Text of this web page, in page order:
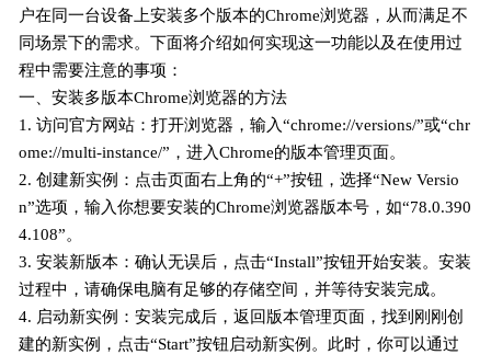
户在同一台设备上安装多个版本的Chrome浏览器，从而满足不
同场景下的需求。下面将介绍如何实现这一功能以及在使用过
程中需要注意的事项：
一、安装多版本Chrome浏览器的方法
1. 访问官方网站：打开浏览器，输入“chrome://versions/”或“chr
ome://multi-instance/”，进入Chrome的版本管理页面。
2. 创建新实例：点击页面右上角的“+”按钮，选择“New Versio
n”选项，输入你想要安装的Chrome浏览器版本号，如“78.0.390
4.108”。
3. 安装新版本：确认无误后，点击“Install”按钮开始安装。安装
过程中，请确保电脑有足够的存储空间，并等待安装完成。
4. 启动新实例：安装完成后，返回版本管理页面，找到刚刚创
建的新实例，点击“Start”按钮启动新实例。此时，你可以通过